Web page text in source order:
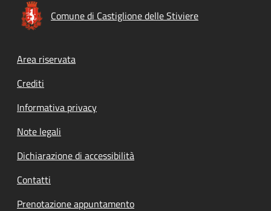
Comune di Castiglione delle Stiviere
Footer menu
Area riservata
Crediti
Informativa privacy
Note legali
Dichiarazione di accessibilità
Contatti
Prenotazione appuntamento